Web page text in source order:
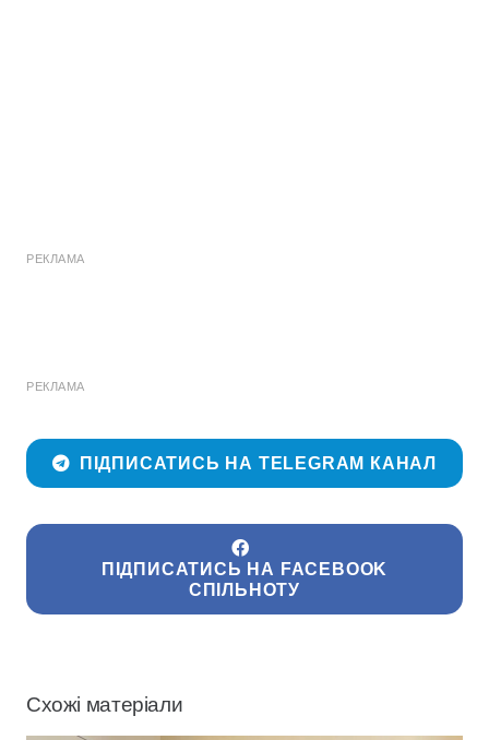
РЕКЛАМА
РЕКЛАМА
ПІДПИСАТИСЬ НА TELEGRAM КАНАЛ
ПІДПИСАТИСЬ НА FACEBOOK
СПІЛЬНОТУ
Схожі матеріали